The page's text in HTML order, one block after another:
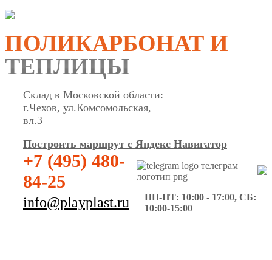
ПОЛИКАРБОНАТ И
ТЕПЛИЦЫ
Склад в Московской области:
г.Чехов, ул.Комсомольская,
вл.3
Построить маршрут с Яндекс Навигатор
+7 (495) 480-
84-25
info@playplast.ru
ПН-ПТ: 10:00 - 17:00, СБ:
10:00-15:00